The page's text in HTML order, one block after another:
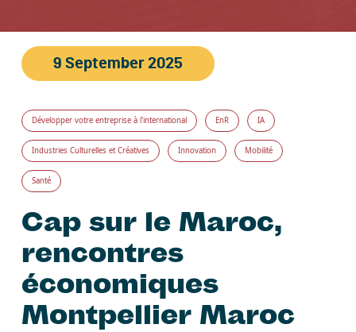
9 September 2025
Développer votre entreprise à l'international EnR IA
Industries Culturelles et Créatives Innovation Mobilité
Santé
Cap sur le Maroc,
rencontres
économiques
Montpellier Maroc